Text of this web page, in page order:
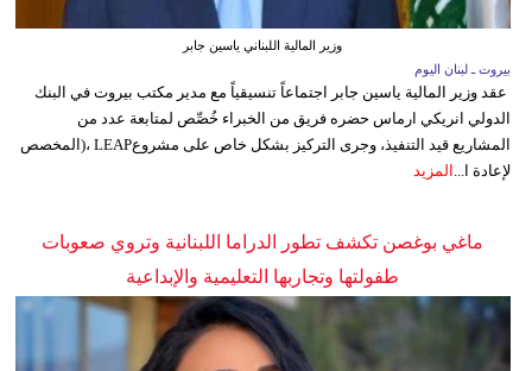
وزير المالية اللبناني ياسين جابر
بيروت ـ لبنان اليوم
عقد وزير المالية ياسين جابر اجتماعاً تنسيقياً مع مدير مكتب بيروت في البنك
الدولي انريكي ارماس حضره فريق من الخبراء خُصِّص لمتابعة عدد من
المشاريع قيد التنفيذ، وجرى التركيز بشكل خاص على مشروعLEAP ،(المخصص
لإعادة ا...
المزيد
ماغي بوغصن تكشف تطور الدراما اللبنانية وتروي صعوبات
طفولتها وتجاربها التعليمية والإبداعية